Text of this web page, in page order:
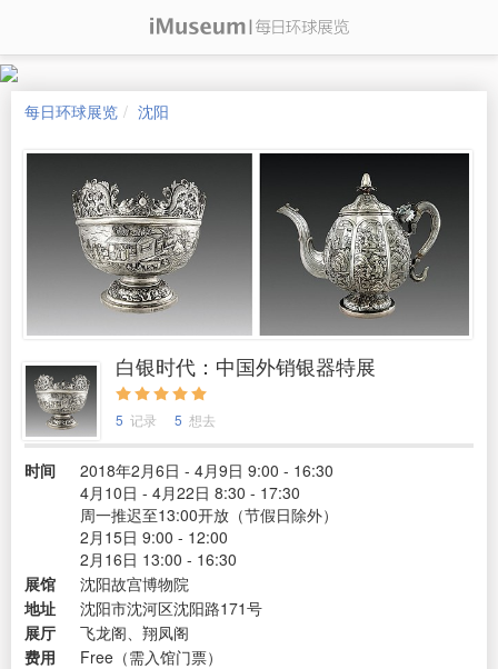
每日环球展览 沈阳
白银时代：中国外销银器特展
5 记录 5 想去
时间
2018年2月6日 - 4月9日 9:00 - 16:30
4月10日 - 4月22日 8:30 - 17:30
周一推迟至13:00开放（节假日除外）
2月15日 9:00 - 12:00
2月16日 13:00 - 16:30
展馆
沈阳故宫博物院
地址
沈阳市沈河区沈阳路171号
展厅
飞龙阁、翔凤阁
费用
Free（需入馆门票）